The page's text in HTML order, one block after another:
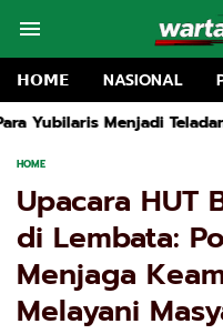
𝗛𝗢𝗠𝗘 NASIONAL
Berharga Bagi
HOME
Upacara HUT
di Lembata:
Menjaga
Melayani